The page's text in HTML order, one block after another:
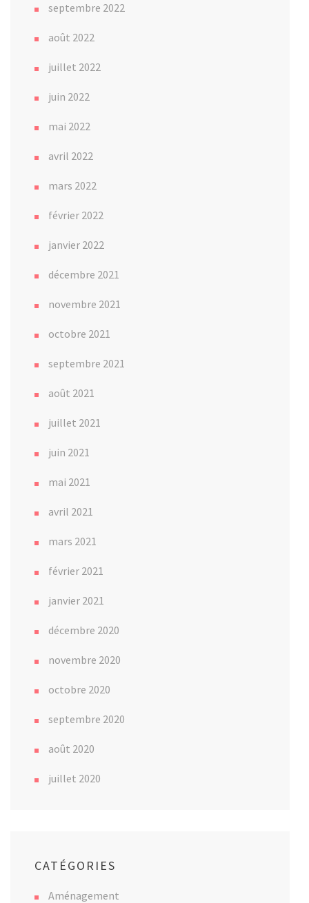
septembre 2022
août 2022
juillet 2022
juin 2022
mai 2022
avril 2022
mars 2022
février 2022
janvier 2022
décembre 2021
novembre 2021
octobre 2021
septembre 2021
août 2021
juillet 2021
juin 2021
mai 2021
avril 2021
mars 2021
février 2021
janvier 2021
décembre 2020
novembre 2020
octobre 2020
septembre 2020
août 2020
juillet 2020
CATÉGORIES
Aménagement